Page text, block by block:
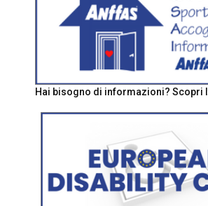
Hai bisogno di informazioni? Scopri